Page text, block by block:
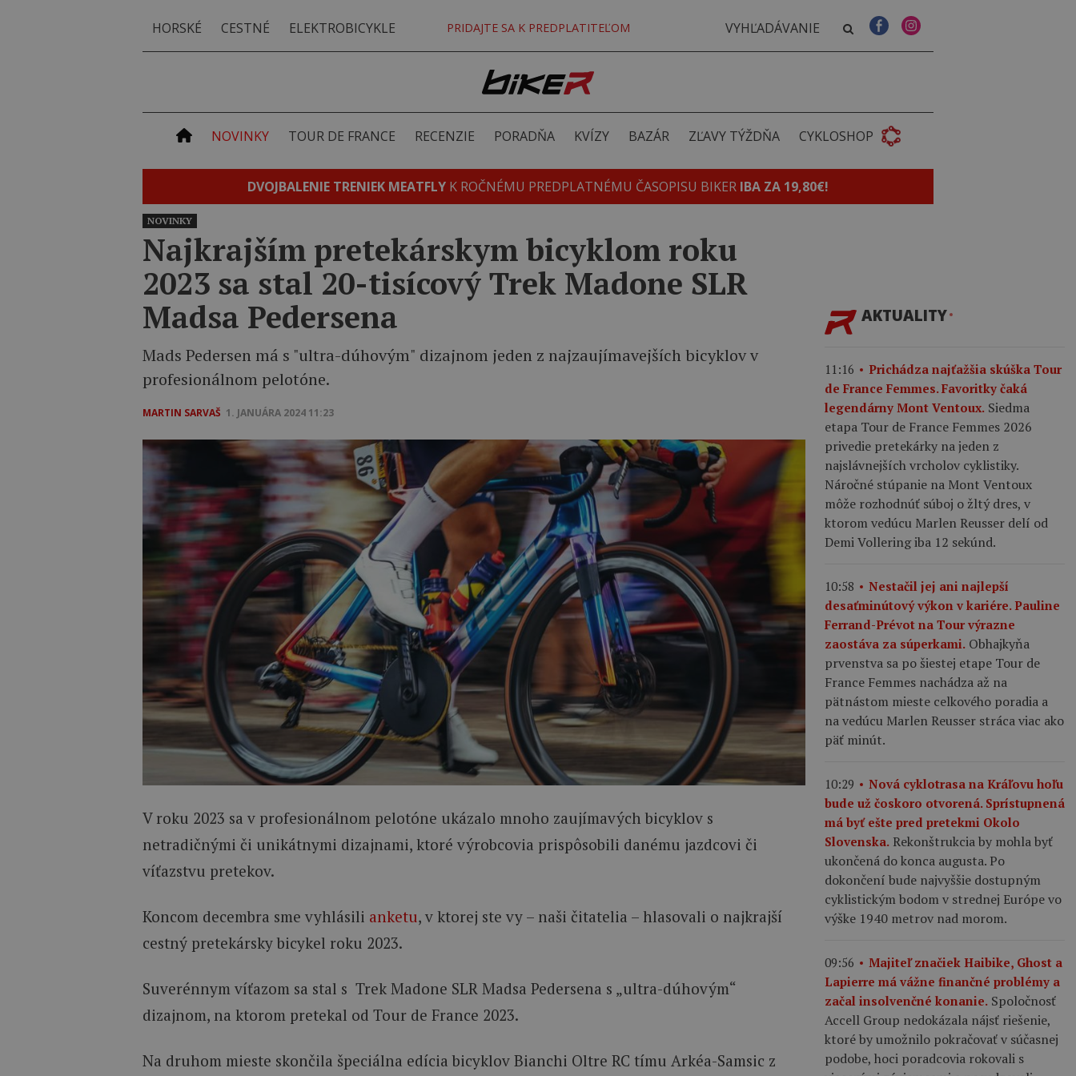
HORSKÉ CESTNÉ ELEKTROBICYKLE PRIDAJTE SA K PREDPLATITEĽOM
NOVINKY TOUR DE FRANCE RECENZIE PORADŇA KVÍZY BAZÁR ZĽAVY TÝŽDŇA CYKLOSHOP
DVOJBALENIE TRENIEK MEATFLY K ROČNÉMU PREDPLATNÉMU ČASOPISU BIKER IBA ZA 19,80€!
NOVINKY
Najkrajším pretekárskym bicyklom roku
2023 sa stal 20-tisícový Trek Madone SLR
Madsa Pedersena
Mads Pedersen má s "ultra-dúhovým" dizajnom jeden z najzaujímavejších bicyklov v
profesionálnom pelotóne.
MARTIN SARVAŠ 1. JANUÁRA 2024 11:23
V roku 2023 sa v profesionálnom pelotóne ukázalo mnoho zaujímavých bicyklov s
netradičnými či unikátnymi dizajnami, ktoré výrobcovia prispôsobili danému jazdcovi či
víťazstvu pretekov.
Koncom decembra sme vyhlásili anketu, v ktorej ste vy – naši čitatelia – hlasovali o najkrajší
cestný pretekársky bicykel roku 2023.
Suverénnym víťazom sa stal s Trek Madone SLR Madsa Pedersena s „ultra-dúhovým“
dizajnom, na ktorom pretekal od Tour de France 2023.
Na druhom mieste skončila špeciálna edícia bicyklov Bianchi Oltre RC tímu Arkéa-Samsic z
AKTUALITY
11:16
Prichádza najťažšia skúška Tour
de France Femmes. Favoritky čaká
legendárny Mont Ventoux. Siedma
etapa Tour de France Femmes 2026
privedie pretekárky na jeden z
najslávnejších vrcholov cyklistiky.
Náročné stúpanie na Mont Ventoux
môže rozhodnúť súboj o žltý dres, v
ktorom vedúcu Marlen Reusser delí od
Demi Vollering iba 12 sekúnd.
10:58
Nestačil jej ani najlepší
desaťminútový výkon v kariére. Pauline
Ferrand-Prévot na Tour výrazne
zaostáva za súperkami. Obhajkyňa
prvenstva sa po šiestej etape Tour de
France Femmes nachádza až na
pätnástom mieste celkového poradia a
na vedúcu Marlen Reusser stráca viac ako
päť minút.
10:29
Nová cyklotrasa na Kráľovu hoľu
bude už čoskoro otvorená. Sprístupnená
má byť ešte pred pretekmi Okolo
Slovenska. Rekonštrukcia by mohla byť
ukončená do konca augusta. Po
dokončení bude najvyššie dostupným
cyklistickým bodom v strednej Európe vo
výške 1940 metrov nad morom.
09:56
Majiteľ značiek Haibike, Ghost a
Lapierre má vážne finančné problémy a
začal insolvenčné konanie. Spoločnosť
Accell Group nedokázala nájsť riešenie,
ktoré by umožnilo pokračovať v súčasnej
podobe, hoci poradcovia rokovali s